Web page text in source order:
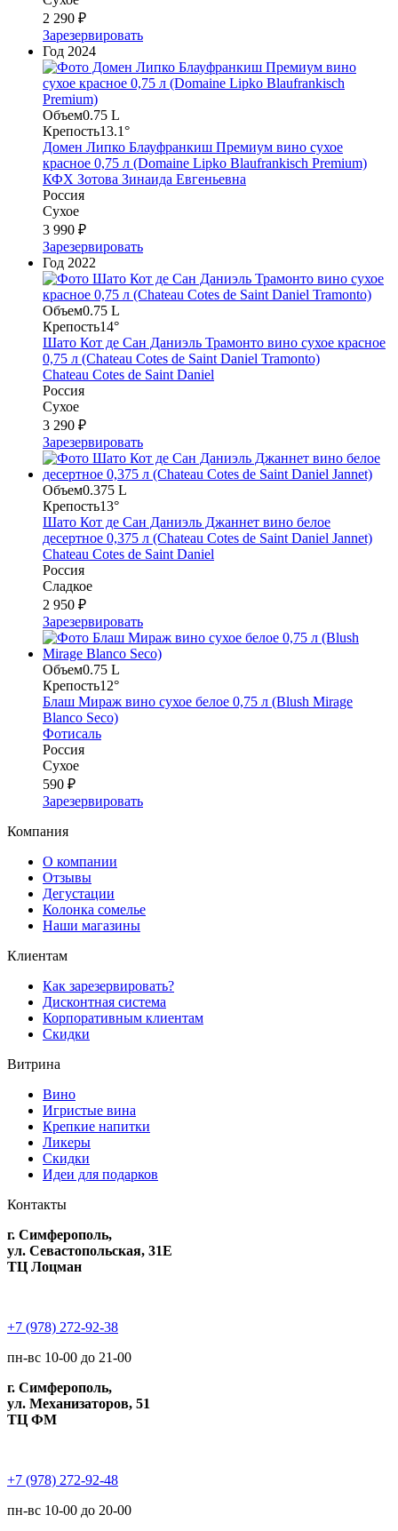
2 290 ₽
Зарезервировать
Год 2024
Объем0.75 L
Крепость13.1°
Домен Липко Блауфранкиш Премиум вино сухое
красное 0,75 л (Domaine Lipko Blaufrankisch Premium)
КФХ Зотова Зинаида Евгеньевна
Россия
Сухое
3 990 ₽
Зарезервировать
Год 2022
Объем0.75 L
Крепость14°
Шато Кот де Сан Даниэль Трамонто вино сухое красное
0,75 л (Chateau Cotes de Saint Daniel Tramonto)
Chateau Cotes de Saint Daniel
Россия
Сухое
3 290 ₽
Зарезервировать
Объем0.375 L
Крепость13°
Шато Кот де Сан Даниэль Джаннет вино белое
десертное 0,375 л (Chateau Cotes de Saint Daniel Jannet)
Chateau Cotes de Saint Daniel
Россия
Сладкое
2 950 ₽
Зарезервировать
Объем0.75 L
Крепость12°
Блаш Мираж вино сухое белое 0,75 л (Blush Mirage
Blanco Seco)
Фотисаль
Россия
Сухое
590 ₽
Зарезервировать
Компания
О компании
Отзывы
Дегустации
Колонка сомелье
Наши магазины
Клиентам
Как зарезервировать?
Дисконтная система
Корпоративным клиентам
Скидки
Витрина
Вино
Игристые вина
Крепкие напитки
Ликеры
Скидки
Идеи для подарков
Контакты
г. Симферополь,
ул. Севастопольская, 31Е
ТЦ Лоцман
+7 (978) 272-92-38
пн-вс 10-00 до 21-00
г. Симферополь,
ул. Механизаторов, 51
ТЦ ФМ
+7 (978) 272-92-48
пн-вс 10-00 до 20-00